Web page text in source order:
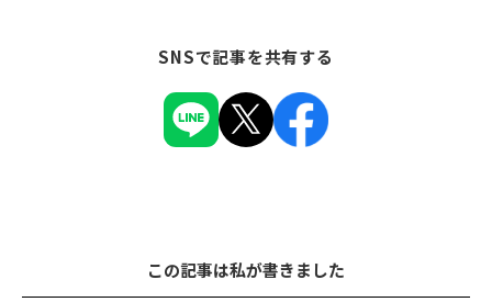
SNSで記事を共有する
この記事は私が書きました